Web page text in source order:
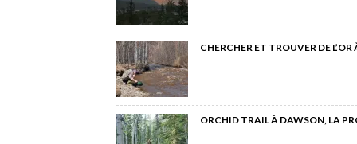
CHERCHER ET TROUVER DE
ORCHID TRAIL À DAWSON, LA